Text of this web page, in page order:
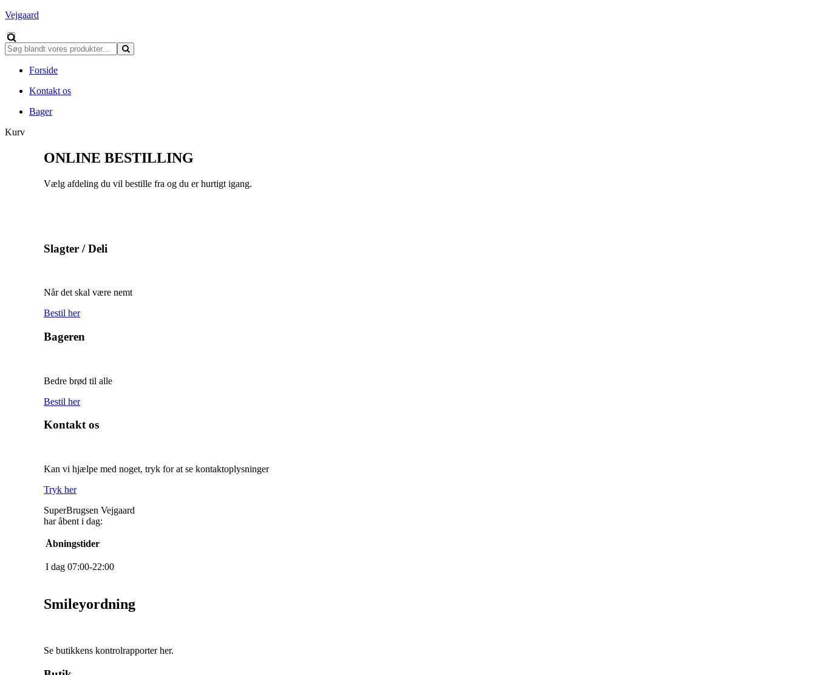
Vejgaard
Forside
Kontakt os
Bager
Kurv
ONLINE BESTILLING
Vælg afdeling du vil bestille fra og du er hurtigt igang.
Slagter / Deli
Når det skal være nemt
Bestil her
Bageren
Bedre brød til alle
Bestil her
Kontakt os
Kan vi hjælpe med noget, tryk for at se kontaktoplysninger
Tryk her
SuperBrugsen Vejgaard
har åbent i dag:
Åbningstider
I dag 07:00-22:00
Smileyordning
Se butikkens kontrolrapporter her.